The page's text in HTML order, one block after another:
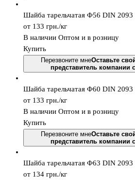
Шайба тарельчатая Ф56 DIN 2093
от 133 грн./кг
В наличии Оптом и в розницу
Купить
Перезвоните мнеОставьте
представитель компании
Шайба тарельчатая Ф60 DIN 2093
от 133 грн./кг
В наличии Оптом и в розницу
Купить
Перезвоните мнеОставьте
представитель компании
Шайба тарельчатая Ф63 DIN 2093
от 134 грн./кг